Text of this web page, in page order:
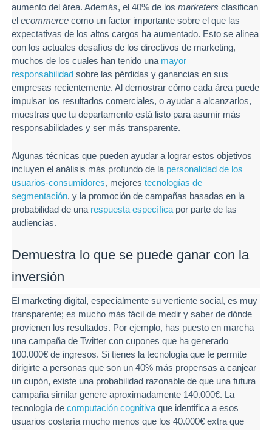
aumento del área. Además, el 40% de los marketers clasifican
el ecommercecomo un factor importante sobre el que las
expectativas de los altos cargos ha aumentado. Esto se alinea
con los actuales desafíos de los directivos de marketing,
muchos de los cuales han tenido una mayor
responsabilidadsobre las pérdidas y ganancias en sus
empresas recientemente. Al demostrar cómo cada área puede
impulsar los resultados comerciales, o ayudar a alcanzarlos,
muestras que tu departamento está listo para asumir más
responsabilidades y ser más transparente.
Algunas técnicas que pueden ayudar a lograr estos objetivos
incluyen el análisis más profundo de la personalidad de los
usuarios-consumidores, mejores tecnologías de
segmentación, y la promoción de campañas basadas en la
probabilidad de una respuesta específicapor parte de las
audiencias.
Demuestra lo que se puede ganar con la
inversión
El marketing digital, especialmente su vertiente social, es muy
transparente; es mucho más fácil de medir y saber de dónde
provienen los resultados. Por ejemplo, has puesto en marcha
una campaña de Twitter con cupones que ha generado
100.000€ de ingresos. Si tienes la tecnología que te permite
dirigirte a personas que son un 40% más propensas a canjear
un cupón, existe una probabilidad razonable de que una futura
campaña similar genere aproximadamente 140.000€. La
tecnología de computación cognitivaque identifica a esos
usuarios costaría mucho menos que los 40.000€ extra que